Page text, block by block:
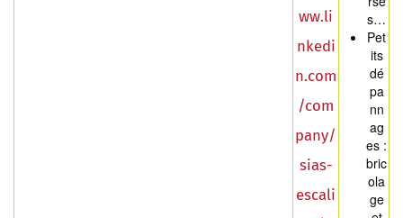
ww.li
nkedi
n.com
/com
pany/
sias-
escali
s…
Pet
its
dé
pa
nn
ag
es :
bric
ola
ge